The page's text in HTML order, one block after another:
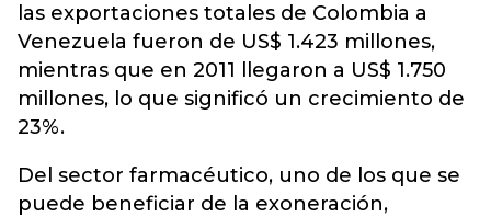
las exportaciones totales de Colombia a
Venezuela fueron de US$ 1.423 millones,
mientras que en 2011 llegaron a US$ 1.750
millones, lo que significó un crecimiento de
23%.
Del sector farmacéutico, uno de los que se
puede beneficiar de la exoneración,